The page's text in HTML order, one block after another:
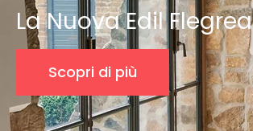
La Nuova Edil Flegrea
Scopri di più